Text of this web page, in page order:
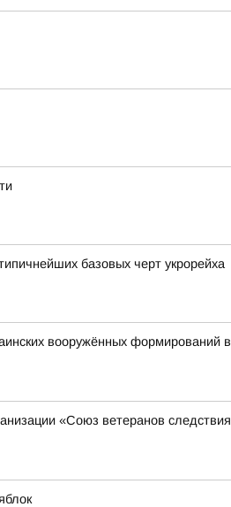
базовых черт укрорейха
вооружённых
«Союз ветеранов